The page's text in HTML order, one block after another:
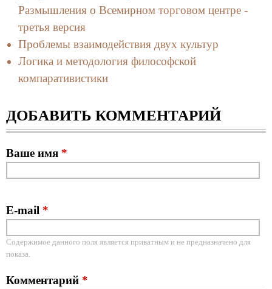
Размышления о Всемирном торговом центре -
третья версия
Проблемы взаимодействия двух культур
Логика и методология философской
компаративистики
ДОБАВИТЬ КОММЕНТАРИЙ
Ваше имя *
E-mail *
Содержимое данного поля является приватным и не предназначено для
показа.
Комментарий *